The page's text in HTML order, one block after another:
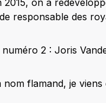
on a
responsable des
2 : Joris
nom flamand, je